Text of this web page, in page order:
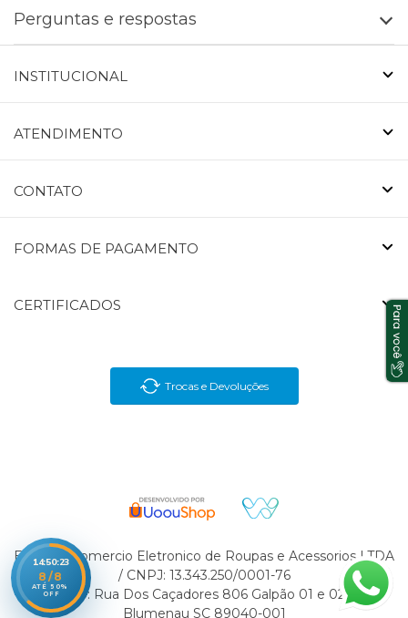
Perguntas e respostas
INSTITUCIONAL
ATENDIMENTO
CONTATO
FORMAS DE PAGAMENTO
CERTIFICADOS
Trocas e Devoluções
En Brasil Comercio Eletronico de Roupas e Acessorios LTDA
/ CNPJ: 13.343.250/0001-76
Endereço: Rua Dos Caçadores 806 Galpão 01 e 02 Velha
Blumenau SC 89040-001
14:50:23
8/8
ATÉ 50%
OFF